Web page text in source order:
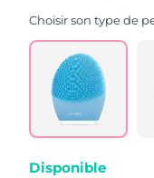
rating
Read
Reviews.
Same
page
link.
Choisir son type de
Disponible